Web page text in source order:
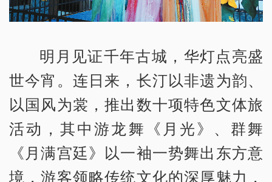
明月见证千年古城，华灯点亮盛
世今宵。连日来，长汀以非遗为韵、
以国风为裳，推出数十项特色文体旅
活动，其中游龙舞《月光》、群舞
《月满宫廷》以一袖一势舞出东方意
境，游客领略传统文化的深厚魅力，